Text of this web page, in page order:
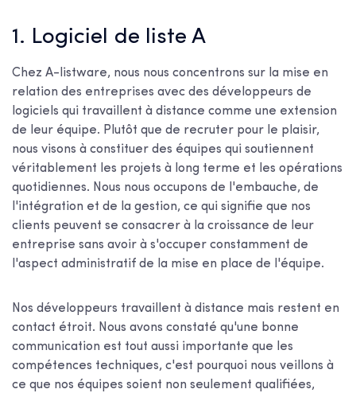
1. Logiciel de liste A
Chez A-listware, nous nous concentrons sur la mise en
relation des entreprises avec des développeurs de
logiciels qui travaillent à distance comme une extension
de leur équipe. Plutôt que de recruter pour le plaisir,
nous visons à constituer des équipes qui soutiennent
véritablement les projets à long terme et les opérations
quotidiennes. Nous nous occupons de l'embauche, de
l'intégration et de la gestion, ce qui signifie que nos
clients peuvent se consacrer à la croissance de leur
entreprise sans avoir à s'occuper constamment de
l'aspect administratif de la mise en place de l'équipe.
Nos développeurs travaillent à distance mais restent en
contact étroit. Nous avons constaté qu'une bonne
communication est tout aussi importante que les
compétences techniques, c'est pourquoi nous veillons à
ce que nos équipes soient non seulement qualifiées,